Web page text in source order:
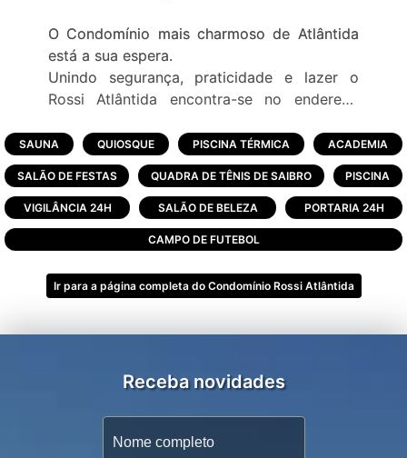
O Condomínio mais charmoso de Atlântida
está a sua espera.
Unindo segurança, praticidade e lazer o
Rossi Atlântida encontra-se no endereço
O Rossi Atlântida é um condomínio de
unidades de 01 a 04 dormitórios e sobrados
de 04 suítes prontos para acolher a sua
família.
Um condomínio incomparável com 95% das
unidades beira lago.
Um condomínio com infraestrutura de resort
para você aproveitar junto com sua família.
O Rossi Atlântida oferece infraestrutura
-Restaurante;
-Playground;
SAUNA QUIOSQUE PISCINA TÉRMICA ACADEMIA
SALÃO DE FESTAS QUADRA DE TÊNIS DE SAIBRO PISCINA
VIGILÂNCIA 24H SALÃO DE BELEZA PORTARIA 24H
CAMPO DE FUTEBOL
Ir para a página completa do Condomínio Rossi Atlântida
Receba novidades